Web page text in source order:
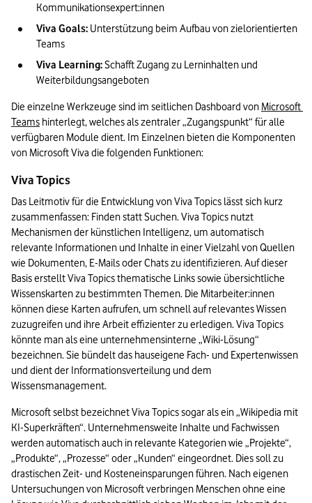
Kommunikationsexpert:innen
Viva Goals: Unterstützung beim Aufbau von zielorientierten
Teams
Viva Learning: Schafft Zugang zu Lerninhalten und
Weiterbildungsangeboten
Die einzelne Werkzeuge sind im seitlichen Dashboard von Microsoft
Teams hinterlegt, welches als zentraler „Zugangspunkt“ für alle
verfügbaren Module dient. Im Einzelnen bieten die Komponenten
von Microsoft Viva die folgenden Funktionen:
Viva Topics
Das Leitmotiv für die Entwicklung von Viva Topics lässt sich kurz
zusammenfassen: Finden statt Suchen. Viva Topics nutzt
Mechanismen der künstlichen Intelligenz, um automatisch
relevante Informationen und Inhalte in einer Vielzahl von Quellen
wie Dokumenten, E-Mails oder Chats zu identifizieren. Auf dieser
Basis erstellt Viva Topics thematische Links sowie übersichtliche
Wissenskarten zu bestimmten Themen. Die Mitarbeiter:innen
können diese Karten aufrufen, um schnell auf relevantes Wissen
zuzugreifen und ihre Arbeit effizienter zu erledigen. Viva Topics
könnte man als eine unternehmensinterne „Wiki-Lösung“
bezeichnen. Sie bündelt das hauseigene Fach- und Expertenwissen
und dient der Informationsverteilung und dem
Wissensmanagement.
Microsoft selbst bezeichnet Viva Topics sogar als ein „Wikipedia mit
KI-Superkräften“. Unternehmensweite Inhalte und Fachwissen
werden automatisch auch in relevante Kategorien wie „Projekte“,
„Produkte“, „Prozesse“ oder „Kunden“ eingeordnet. Dies soll zu
drastischen Zeit- und Kosteneinsparungen führen. Nach eigenen
Untersuchungen von Microsoft verbringen Menschen ohne eine